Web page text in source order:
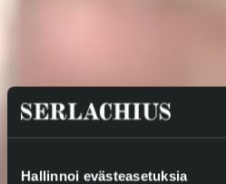
Hallinnoi evästeasetuksia